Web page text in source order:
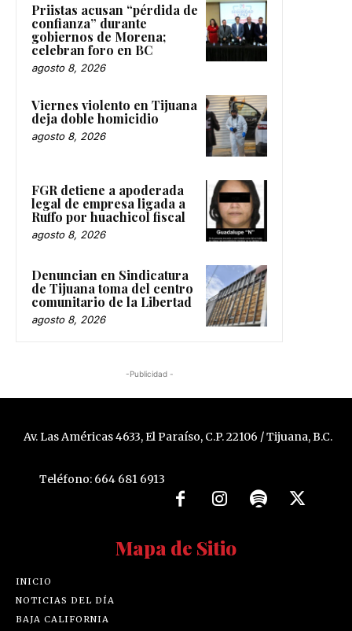
Priistas acusan “pérdida de
confianza” durante
gobiernos de Morena;
celebran foro en BC
agosto 8, 2026
Viernes violento en Tijuana
deja doble homicidio
agosto 8, 2026
FGR detiene a apoderada
legal de empresa ligada a
Ruffo por huachicol fiscal
agosto 8, 2026
Denuncian en Sindicatura
de Tijuana toma del centro
comunitario de la Libertad
agosto 8, 2026
-Publicidad -
Av. Las Américas 4633, El Paraíso, C.P. 22106 / Tijuana, B.C.
Teléfono: 664 681 6913
Mapa de Sitio
INICIO
NOTICIAS DEL DÍA
BAJA CALIFORNIA